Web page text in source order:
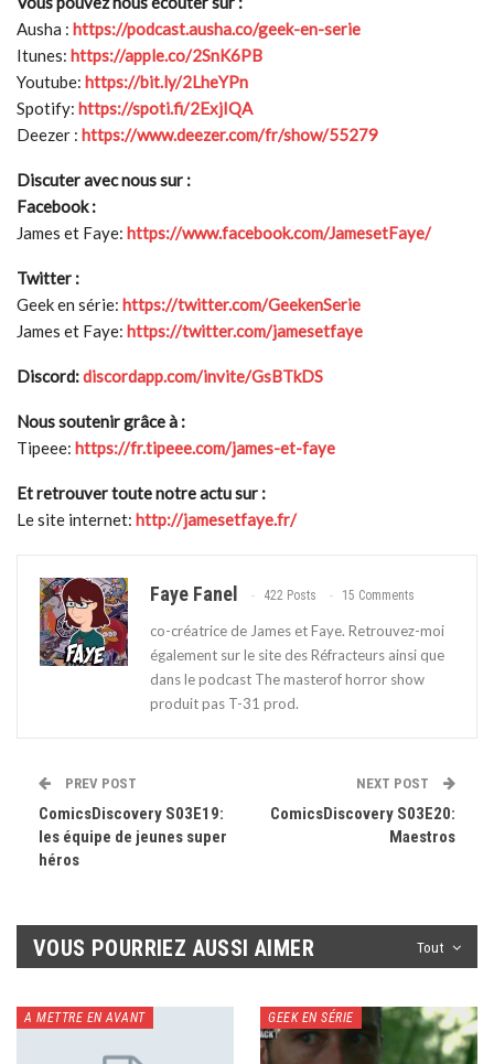
Ausha : https://podcast.ausha.co/geek-en-serie
Itunes: https://apple.co/2SnK6PB
Youtube: https://bit.ly/2LheYPn
Spotify: https://spoti.fi/2ExjIQA
Deezer : https://www.deezer.com/fr/show/55279
Discuter avec nous sur :
Facebook :
James et Faye: https://www.facebook.com/JamesetFaye/
Twitter :
Geek en série: https://twitter.com/GeekenSerie
James et Faye: https://twitter.com/jamesetfaye
Discord:discordapp.com/invite/GsBTkDS
Nous soutenir grâce à :
Tipeee: https://fr.tipeee.com/james-et-faye
Et retrouver toute notre actu sur :
Le site internet: http://jamesetfaye.fr/
Faye Fanel 422 Posts 15 Comments
co-créatrice de James et Faye. Retrouvez-moi
également sur le site des Réfracteurs ainsi que
dans le podcast The masterof horror show
produit pas T-31 prod.
PREV POST
ComicsDiscovery S03E19:
les équipe de jeunes super
héros
NEXT POST
ComicsDiscovery S03E20:
Maestros
Tout
VOUS POURRIEZ AUSSI AIMER
A METTRE EN AVANT GEEK EN SÉRIE